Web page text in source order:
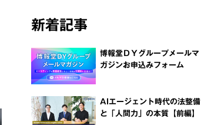
新着記事
博報堂ＤＹグループメールマ
ガジンお申込みフォーム
AIエージェント時代の法整備
と「人間力」の本質【前編】